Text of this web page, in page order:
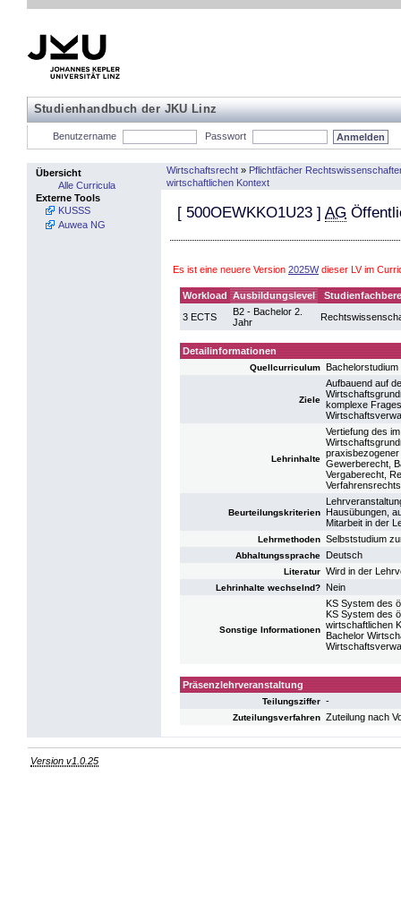
Studienhandbuch der JKU Linz
Benutzername Passwort
Übersicht
Alle Curricula
Externe Tools
KUSSS
Auwea NG
Wirtschaftsrecht » Pflichtfächer
wirtschaftlichen Kontext
[ 500OEWKKO1U23 ] AG
Es ist eine neuere Version 2025Wdieser LV im
Workload Ausbildungslevel
3 ECTS
B2 - Bachelor 2.
Jahr
Detailinformationen
Quellcurriculum
Ziele
Aufbauend auf
komplexe
Lehrinhalte
Vertiefung des
Gewerberecht,
Vergaberecht,
Beurteilungskriterien
Hausübungen,
Mitarbeit in der
Lehrmethoden Selbststudium
Abhaltungssprache Deutsch
Literatur Wird in der
Lehrinhalte wechselnd? Nein
Sonstige Informationen
KS System des
KS System des
wirtschaftlichen
Bachelor
Präsenzlehrveranstaltung
Teilungsziffer -
Zuteilungsverfahren Zuteilung nach
Version v1.0.25